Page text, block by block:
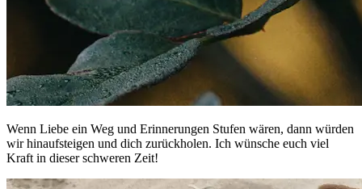
Wenn Liebe ein Weg und Erinnerungen Stufen wären, dann würden
wir hinaufsteigen und dich zurückholen. Ich wünsche euch viel
Kraft in dieser schweren Zeit!